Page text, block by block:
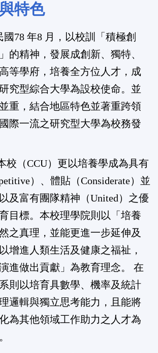
特色
78 年8 月，以校訓「積極創
的精神，發展成創新、獨特、
等學府，培養全方位人才，成
究型綜合大學為設校使命。並
重，結合地區特色並著重跨領
際一流之研究型大學為校務發
校（CCU）更以培養學成為具有
）、體貼（Considerate）並
及富有團隊精神（United）之優
目標。本校理學院則以「培養
之真理，並能更進一步延伸及
增進人類生活及健康之福祉，
進做出貢獻」為教育理念。 在
則以培育具數學、機率及統計
邏輯與獨立思考能力，且能將
為其他領域工作助力之人才為